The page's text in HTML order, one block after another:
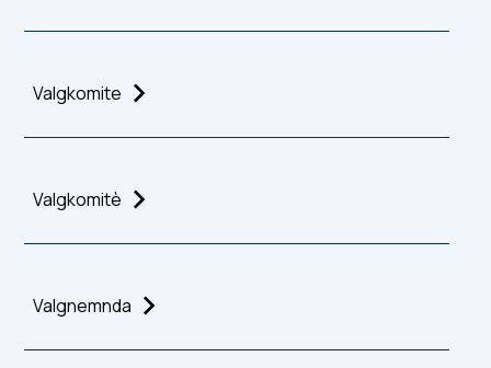
Valgkomite
Valgkomitè
Valgnemnda